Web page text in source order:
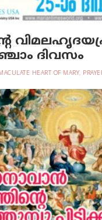
ദിവസം
HEART OF MARY,